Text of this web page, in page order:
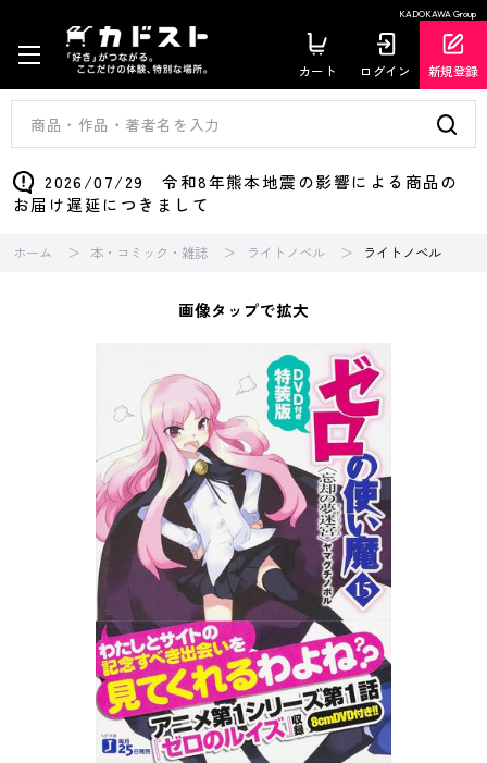
KADOKAWA Group
カート ログイン 新規登録
2026/07/29 令和8年熊本地震の影響による商品の
お届け遅延につきまして
ホーム 本・コミック・雑誌 ライトノベル ライトノベル
画像タップで拡大